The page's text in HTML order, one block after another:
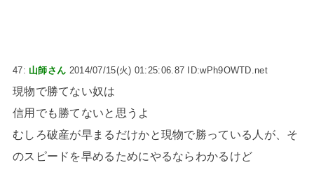
47: 山師さん 2014/07/15(火) 01:25:06.87 ID:wPh9OWTD.net
現物で勝てない奴は
信用でも勝てないと思うよ
むしろ破産が早まるだけかと現物で勝っている人が、そ
のスピードを早めるためにやるならわかるけど